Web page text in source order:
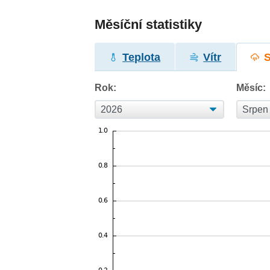
Měsíční statistiky
Teplota Vítr
Rok: Měsíc: